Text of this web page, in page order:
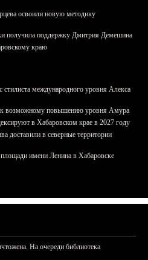
освоили новую методику
получила поддержку Дмитрия Демешина
краю
международного уровня Алекса
к возможному повышению уровня Амура
в Хабаровском крае в 2027 году
доставили в северные территории
имени Ленина в Хабаровске
На очереди библиотека